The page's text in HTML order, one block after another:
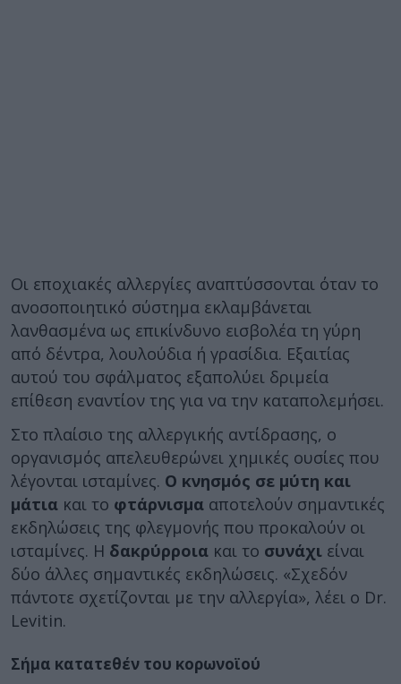
Οι εποχιακές αλλεργίες αναπτύσσονται όταν το
ανοσοποιητικό σύστημα εκλαμβάνεται
λανθασμένα ως επικίνδυνο εισβολέα τη γύρη
από δέντρα, λουλούδια ή γρασίδια. Εξαιτίας
αυτού του σφάλματος εξαπολύει δριμεία
επίθεση εναντίον της για να την καταπολεμήσει.
Στο πλαίσιο της αλλεργικής αντίδρασης, ο
οργανισμός απελευθερώνει χημικές ουσίες που
λέγονται ισταμίνες. Ο κνησμός σε μύτη και
μάτια και το φτάρνισμα αποτελούν σημαντικές
εκδηλώσεις της φλεγμονής που προκαλούν οι
ισταμίνες. Η δακρύρροια και το συνάχι είναι
δύο άλλες σημαντικές εκδηλώσεις. «Σχεδόν
πάντοτε σχετίζονται με την αλλεργία», λέει ο Dr.
Levitin.
Σήμα κατατεθέν του κορωνοϊού